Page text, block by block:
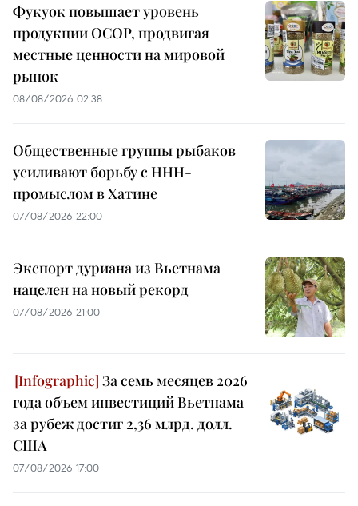
Фукуок повышает уровень
продукции OCOP, продвигая
местные ценности на мировой
рынок
08/08/2026 02:38
Общественные группы рыбаков
усиливают борьбу с ННН-
промыслом в Хатине
07/08/2026 22:00
Экспорт дуриана из Вьетнама
нацелен на новый рекорд
07/08/2026 21:00
За семь месяцев 2026
года объем инвестиций Вьетнама
за рубеж достиг 2,36 млрд. долл.
США
07/08/2026 17:00